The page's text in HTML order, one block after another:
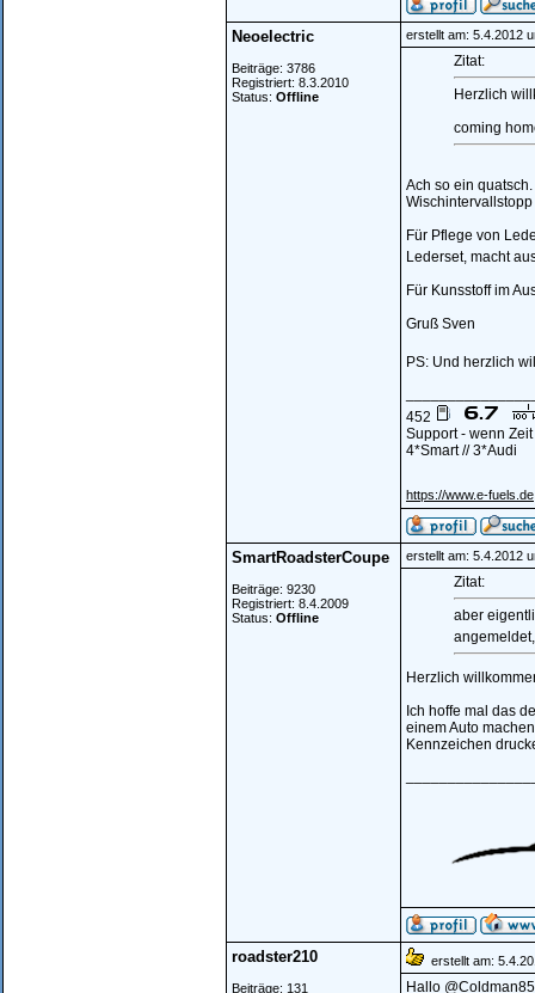
Neoelectric
Beiträge: 3786
Registriert: 8.3.2010
Status: Offline
erstellt am: 5.4.2012
Zitat:
Herzlich
coming
Ach so ein
Für Pflege von
Lederset, macht
Für Kunsstoff im
Gruß Sven
PS: Und herzlich
452
Support - wenn
4*Smart // 3*Audi
https://www.e-fuels.de
SmartRoadsterCoupe
Beiträge: 9230
Registriert: 8.4.2009
Status: Offline
erstellt am: 5.4.2012
Zitat:
aber
Herzlich
Ich hoffe mal das
einem Auto
Kennzeichen
roadster210
Beiträge: 131
erstellt am:
Hallo